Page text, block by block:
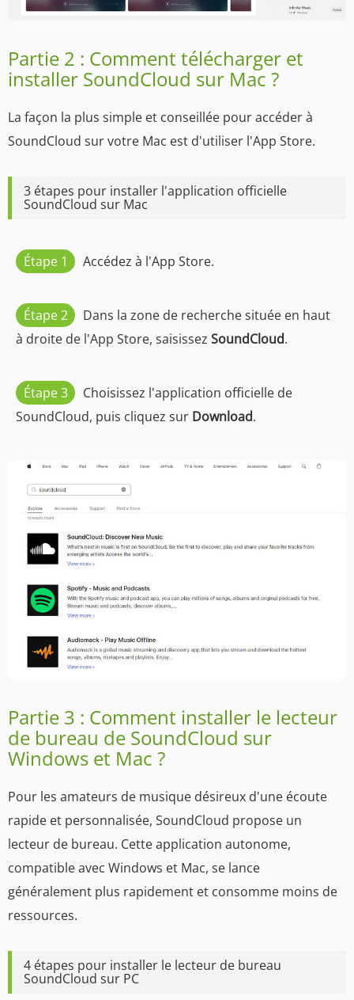
Partie 2 : Comment télécharger et
installer SoundCloud sur Mac ?
La façon la plus simple et conseillée pour accéder à
SoundCloud sur votre Mac est d'utiliser l'App Store.
3 étapes pour installer l'application officielle
SoundCloud sur Mac
Étape 1 Accédez à l'App Store.
Étape 2
Dans la zone de recherche située en haut
à droite de l'App Store, saisissez SoundCloud.
Étape 3
Choisissez l'application officielle de
SoundCloud, puis cliquez sur Download.
Partie 3 : Comment installer le lecteur
de bureau de SoundCloud sur
Windows et Mac ?
Pour les amateurs de musique désireux d'une écoute
rapide et personnalisée, SoundCloud propose un
lecteur de bureau. Cette application autonome,
compatible avec Windows et Mac, se lance
généralement plus rapidement et consomme moins de
ressources.
4 étapes pour installer le lecteur de bureau
SoundCloud sur PC